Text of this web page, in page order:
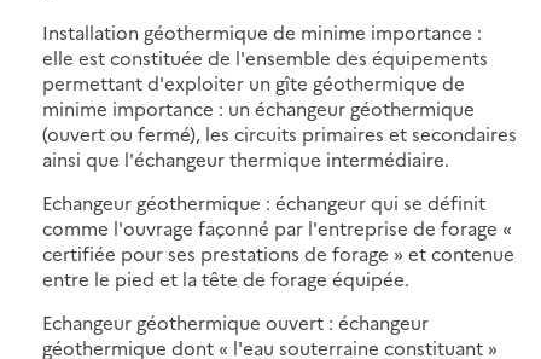
Installation géothermique de minime importance :
elle est constituée de l'ensemble des équipements
permettant d'exploiter un gîte géothermique de
minime importance : un échangeur géothermique
(ouvert ou fermé), les circuits primaires et secondaires
ainsi que l'échangeur thermique intermédiaire.
Echangeur géothermique : échangeur qui se définit
comme l'ouvrage façonné par l'entreprise de forage «
certifiée pour ses prestations de forage » et contenue
entre le pied et la tête de forage équipée.
Echangeur géothermique ouvert : échangeur
géothermique dont « l'eau souterraine constituant »